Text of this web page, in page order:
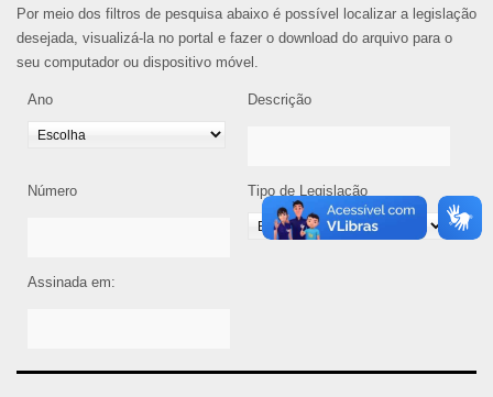
Por meio dos filtros de pesquisa abaixo é possível localizar a legislação
desejada, visualizá-la no portal e fazer o download do arquivo para o
seu computador ou dispositivo móvel.
Ano Descrição
Número Tipo de Legislação
Assinada em: